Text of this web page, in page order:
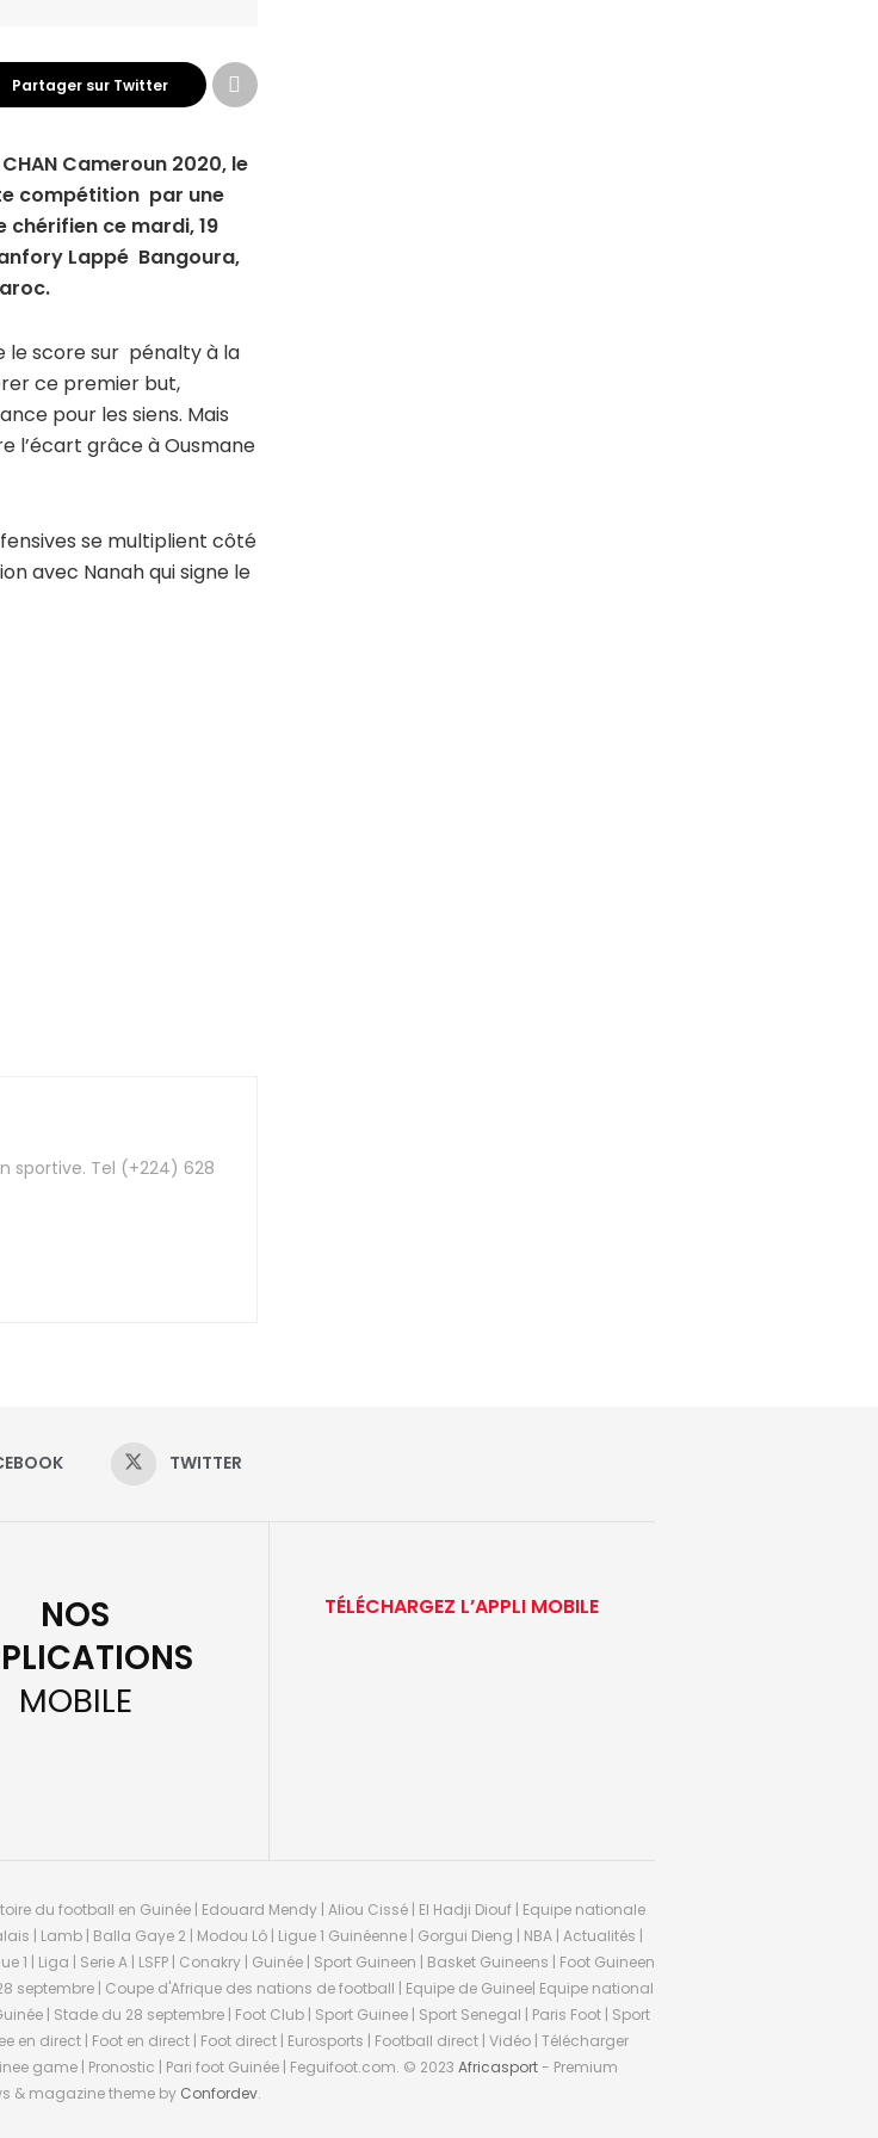
Partager sur Twitter
Cameroun 2020, le
compétition par une
ce mardi, 19
Lappé Bangoura,
le score sur pénalty à la
ce premier but,
pour les siens. Mais
l’écart grâce à Ousmane
se multiplient côté
avec Nanah qui signe le
sportive. Tel (+224) 628
TWITTER
NOS
MOBILE
TÉLÉCHARGEZ L’APPLI MOBILE
du football en Guinée | Edouard Mendy | Aliou Cissé | El Hadji Diouf | Equipe nationale
| Lamb | Balla Gaye 2 | Modou Lô | Ligue 1 Guinéenne | Gorgui Dieng | NBA | Actualités |
| Liga | Serie A | LSFP | Conakry | Guinée | Sport Guineen | Basket Guineens | Foot Guineen
| Coupe d'Afrique des nations de football | Equipe de Guinee| Equipe national
| Stade du 28 septembre | Foot Club | Sport Guinee | Sport Senegal | Paris Foot | Sport
en direct | Foot en direct | Foot direct | Eurosports | Football direct | Vidéo | Télécharger
game | Pronostic | Pari foot Guinée | Feguifoot.com. © 2023 Africasport- Premium
& magazine theme by Confordev.